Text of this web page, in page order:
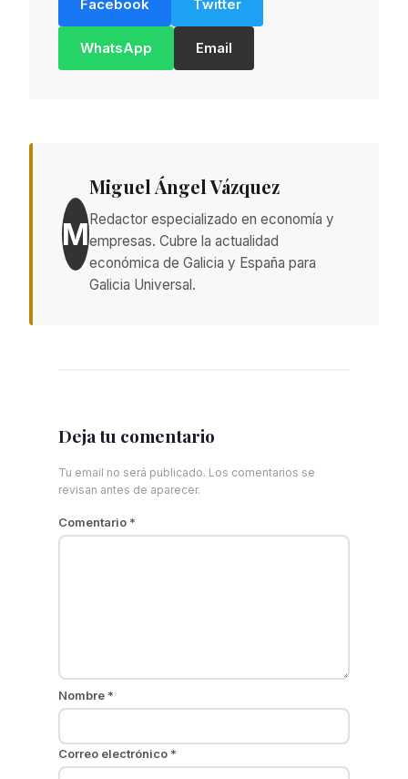
Facebook Twitter
WhatsApp Email
M
Miguel Ángel Vázquez
Redactor especializado en economía y
empresas. Cubre la actualidad
económica de Galicia y España para
Galicia Universal.
Deja tu comentario
Tu email no será publicado. Los comentarios se
revisan antes de aparecer.
Comentario *
Nombre *
Correo electrónico *